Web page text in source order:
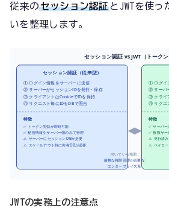
従来のセッション認証とJWTを使っ
いを整理します。
セッション認証 vs JWT（トークン
セッション認証（従来型）
① ログイン情報をサーバーに送信
② サーバーがセッションIDを発行・保存
③ クライアントはCookieでIDを保持
④ リクエスト毎にIDをDBで照合
① ログイ
② サーバ
③ クライ
④ リクエ
特徴
✅ トークン失効が即時可能
✅ 秘密情報をサーバー側のみで管理
⚠️ サーバーにセッションDBが必要
⚠️ スケールアウト時に共有DBが必要
特徴
✅ サーバー
✅ 複数サ
⚠️ 発行済み
⚠️ ペイロー
向いている場面:
厳格な権限管理が必要な
エンタープライズ系
JWTの実務上の注意点